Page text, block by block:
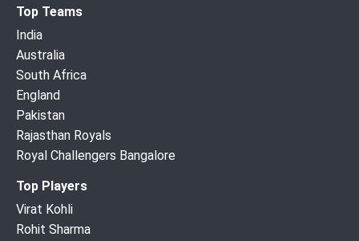
Top Teams
India
Australia
South Africa
England
Pakistan
Rajasthan Royals
Royal Challengers Bangalore
Top Players
Virat Kohli
Rohit Sharma